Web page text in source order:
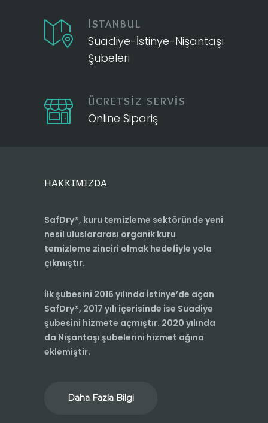
İSTANBUL
Suadiye-İstinye-Nişantaşı
Şubeleri
ÜCRETSİZ SERVİS
Online Sipariş
HAKKIMIZDA
SafDry®, kuru temizleme sektöründe yeni
nesil uluslararası organik kuru
temizleme zinciri olmak hedefiyle yola
çıkmıştır.
İlk şubesini 2016 yılında İstinye’de açan
SafDry®, 2017 yılı içerisinde ise Suadiye
şubesini hizmete açmıştır. 2020 yılında
da Nişantaşı şubelerini hizmet ağına
eklemiştir.
Daha Fazla Bilgi